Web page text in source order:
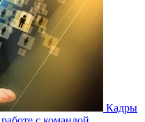
Кадры